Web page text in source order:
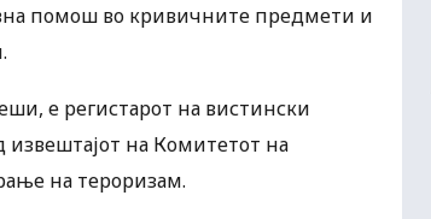
помош во кривичните предмети и
е регистарот на вистински
извештајот на Комитетот на
на тероризам.